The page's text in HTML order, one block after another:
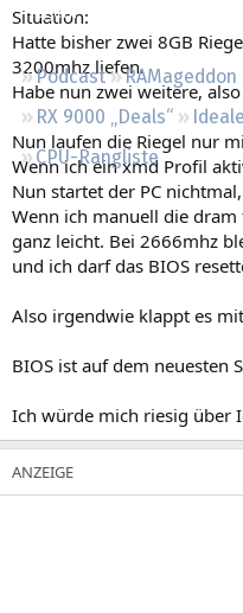
Regeln
Podcast RAMageddon
RX 9000 „Deals“
CPU-Rangliste
Situation:
Hatte bisher zwei 8GB
3200mhz liefen.
Habe nun zwei weitere,
Nun laufen die Riegel nur
Wenn ich ein xmd Profil
Nun startet der PC
Wenn ich manuell die
ganz leicht. Bei 2666mhz
und ich darf das BIOS
Also irgendwie klappt es
BIOS ist auf dem neuesten
Ich würde mich riesig über